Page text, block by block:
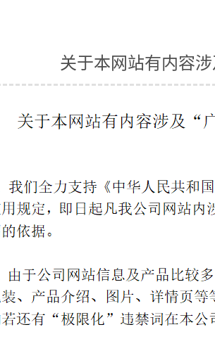
关于本网站有内容涉